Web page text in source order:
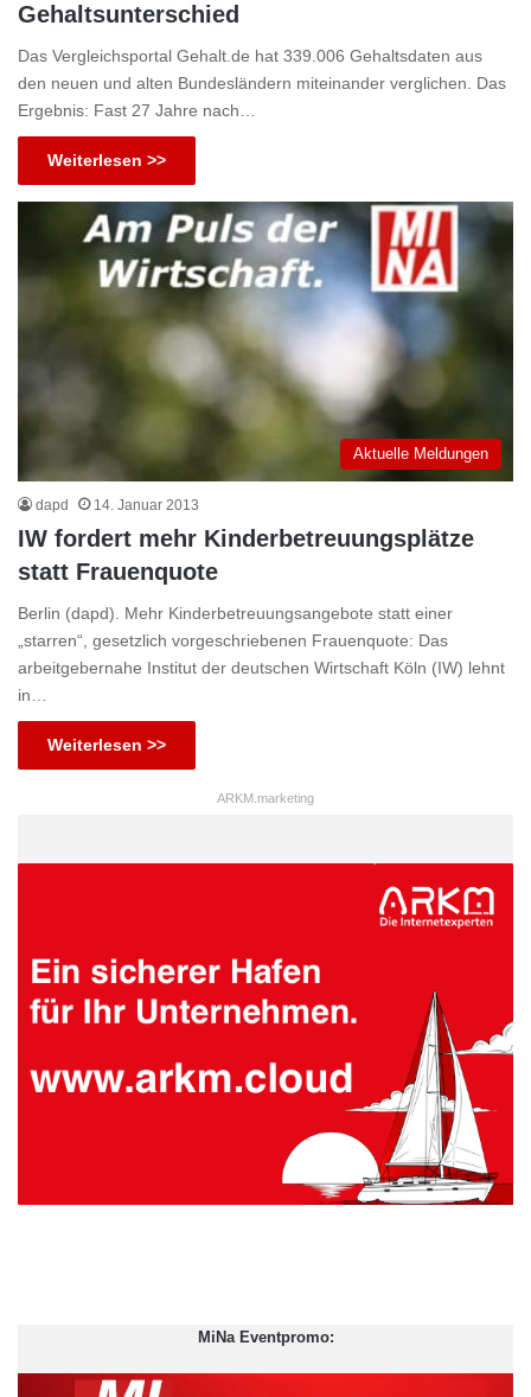
Gehaltsunterschied
Das Vergleichsportal Gehalt.de hat 339.006 Gehaltsdaten aus
den neuen und alten Bundesländern miteinander verglichen. Das
Ergebnis: Fast 27 Jahre nach…
Weiterlesen >>
Aktuelle Meldungen
dapd 14. Januar 2013
IW fordert mehr Kinderbetreuungsplätze
statt Frauenquote
Berlin (dapd). Mehr Kinderbetreuungsangebote statt einer
„starren“, gesetzlich vorgeschriebenen Frauenquote: Das
arbeitgebernahe Institut der deutschen Wirtschaft Köln (IW) lehnt
in…
Weiterlesen >>
ARKM.marketing
MiNa Eventpromo: